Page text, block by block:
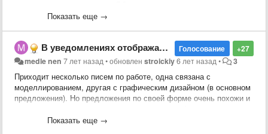
Показать еще →
+27
Голосование
В уведомлениях отображать на какой ящик пришло письмо
medle nen 7 лет назад•обновленstroickiy6 лет назад• 3
Приходит несколько писем по работе, одна связана с
моделлированием, другая с графическим дизайном (в основном
предложения). Но предложения по своей форме очень похожи и
немного недопилина. Будет отлично если в уведомлении будет
Показать еще →